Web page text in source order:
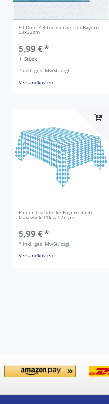
50 Duni Zelltuchservietten Bayern
33x33cm
5,99 € *
1
Stück
* inkl. ges. MwSt. zzgl.
Versandkosten
Papier-Tischdecke Bayern Raute
blau weiß 115 x 175 cm
5,99 € *
* inkl. ges. MwSt. zzgl.
Versandkosten